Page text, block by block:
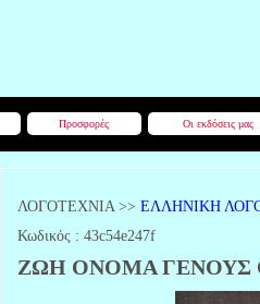
Προσφορές Οι εκδόσεις μας
ΛΟΓΟΤΕΧΝΙΑ >> ΕΛΛΗΝΙΚΗ
Κωδικός : 43c54e247f
ΖΩΗ ΟΝΟΜΑ ΓΕΝΟΥΣ